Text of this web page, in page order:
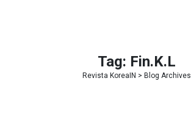
Tag: Fin.K.L
Revista KoreaIN > Blog Archives